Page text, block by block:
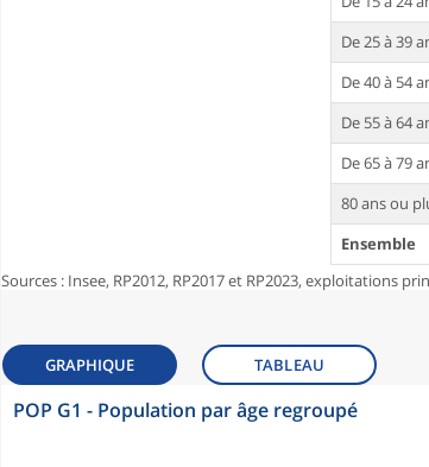
De 25 à 39
De 40 à 54
De 55 à 64
De 65 à 79
80 ans ou
Ensemble
Sources : Insee, RP2012, RP2017 et RP2023, exploitations
GRAPHIQUE TABLEAU
POP G1 - Population par âge regroupé